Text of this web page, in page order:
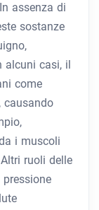
assenza di
sostanze
alcuni casi, il
come
causando
i muscoli
ruoli delle